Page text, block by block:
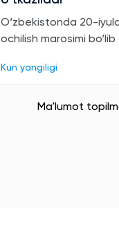
O‘zbekistonda 20-
ochilish marosimi bo‘lib
Kun yangiligi
Ma'lumot